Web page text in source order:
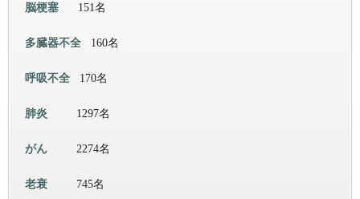
脳梗塞 151名
多臓器不全 160名
呼吸不全 170名
肺炎 1297名
がん 2274名
老衰 745名